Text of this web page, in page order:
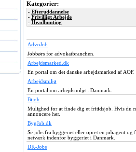
Kategorier:
- Efteruddannelse
- Frivilligt Arbejde
- Headhunting
AdvoJob
Jobbørs for advokatbranchen.
Arbejdsmarked.dk
En portal om det danske arbejdsmarked af AOF.
Arbejdsmiljø
En portal om arbejdsmiljø i Danmark.
Bijob
Mulighed for at finde dig et fritidsjob. Hvis du
annoncere her.
BygJob.dk
Se jobs fra byggeriet eller opret en jobagent
netværk indenfor byggeriet i Danmark.
DK-Jobs